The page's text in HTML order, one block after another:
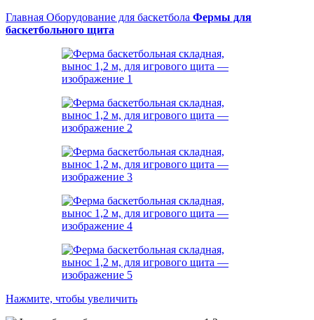
Главная Оборудование для баскетбола Фермы для
баскетбольного щита
Нажмите, чтобы увеличить